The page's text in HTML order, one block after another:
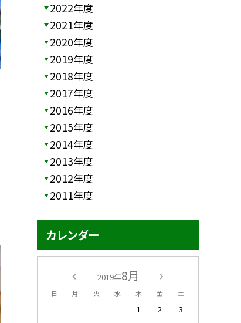
2022年度
2021年度
2020年度
2019年度
2018年度
2017年度
2016年度
2015年度
2014年度
2013年度
2012年度
2011年度
カレンダー
2019年8月
日 月 火 水 木 金 土
1 2
3